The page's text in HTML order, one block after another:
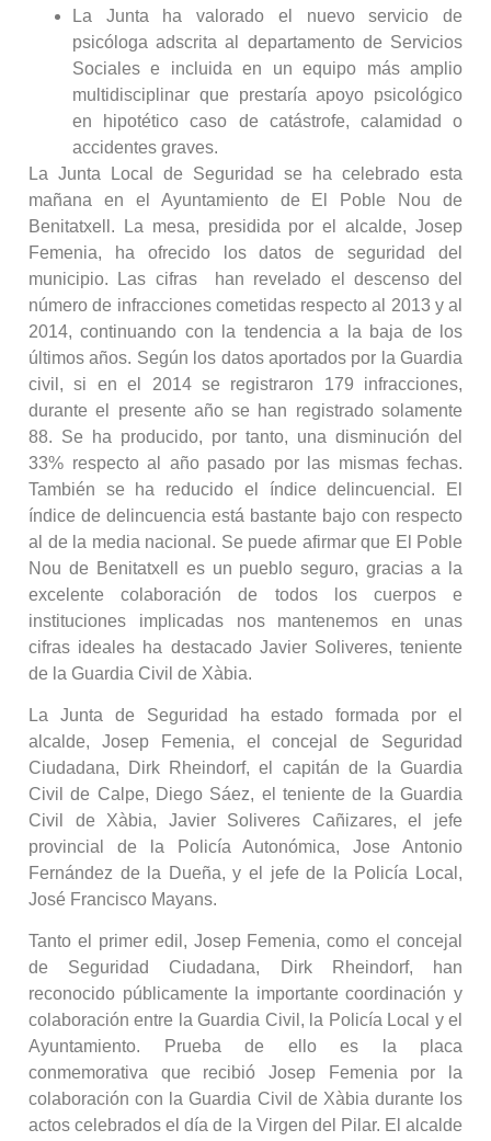
La Junta ha valorado el nuevo servicio de
psicóloga adscrita al departamento de Servicios
Sociales e incluida en un equipo más amplio
multidisciplinar que prestaría apoyo psicológico
en hipotético caso de catástrofe, calamidad o
accidentes graves.
La Junta Local de Seguridad se ha celebrado esta
mañana en el Ayuntamiento de El Poble Nou de
Benitatxell. La mesa, presidida por el alcalde, Josep
Femenia, ha ofrecido los datos de seguridad del
municipio. Las cifras han revelado el descenso del
número de infracciones cometidas respecto al 2013 y al
2014, continuando con la tendencia a la baja de los
últimos años. Según los datos aportados por la Guardia
civil, si en el 2014 se registraron 179 infracciones,
durante el presente año se han registrado solamente
88. Se ha producido, por tanto, una disminución del
33% respecto al año pasado por las mismas fechas.
También se ha reducido el índice delincuencial. El
índice de delincuencia está bastante bajo con respecto
al de la media nacional. Se puede afirmar que El Poble
Nou de Benitatxell es un pueblo seguro, gracias a la
excelente colaboración de todos los cuerpos e
instituciones implicadas nos mantenemos en unas
cifras ideales ha destacado Javier Soliveres, teniente
de la Guardia Civil de Xàbia.
La Junta de Seguridad ha estado formada por el
alcalde, Josep Femenia, el concejal de Seguridad
Ciudadana, Dirk Rheindorf, el capitán de la Guardia
Civil de Calpe, Diego Sáez, el teniente de la Guardia
Civil de Xàbia, Javier Soliveres Cañizares, el jefe
provincial de la Policía Autonómica, Jose Antonio
Fernández de la Dueña, y el jefe de la Policía Local,
José Francisco Mayans.
Tanto el primer edil, Josep Femenia, como el concejal
de Seguridad Ciudadana, Dirk Rheindorf, han
reconocido públicamente la importante coordinación y
colaboración entre la Guardia Civil, la Policía Local y el
Ayuntamiento. Prueba de ello es la placa
conmemorativa que recibió Josep Femenia por la
colaboración con la Guardia Civil de Xàbia durante los
actos celebrados el día de la Virgen del Pilar. El alcalde